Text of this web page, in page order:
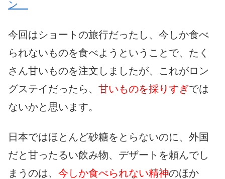
ン
今回はショートの旅行だったし、今しか食べ
られないものを食べようということで、たく
さん甘いものを注文しましたが、これがロン
グステイだったら、 甘いものを採りすぎでは
ないかと思います。
日本ではほとんど砂糖をとらないのに、外国
だと甘ったるい飲み物、デザートを頼んでし
まうのは、 今しか食べられない精神のほか